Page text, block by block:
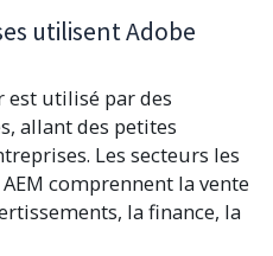
utilisent Adobe
est utilisé par des
allant des petites
Les secteurs les
comprennent la vente
la finance, la